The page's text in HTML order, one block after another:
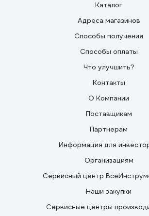
Каталог
Адреса магазинов
Способы получения
Способы оплаты
Что улучшить?
Контакты
О Компании
Поставщикам
Партнерам
Информация для
Организациям
Сервисный центр
Наши закупки
Сервисные центры